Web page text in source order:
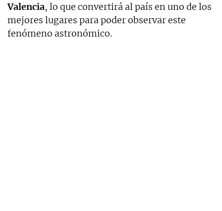
Valencia, lo que convertirá al país en uno de los
mejores lugares para poder observar este
fenómeno astronómico.